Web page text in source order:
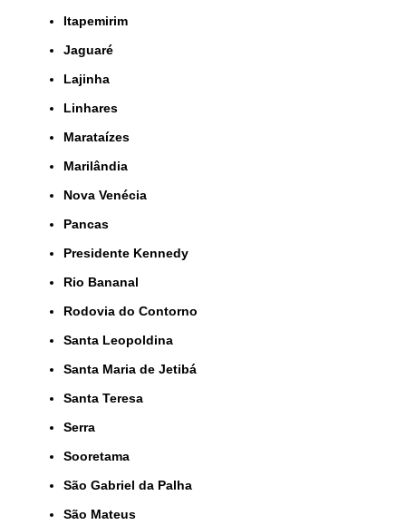
Itapemirim
Jaguaré
Lajinha
Linhares
Marataízes
Marilândia
Nova Venécia
Pancas
Presidente Kennedy
Rio Bananal
Rodovia do Contorno
Santa Leopoldina
Santa Maria de Jetibá
Santa Teresa
Serra
Sooretama
São Gabriel da Palha
São Mateus